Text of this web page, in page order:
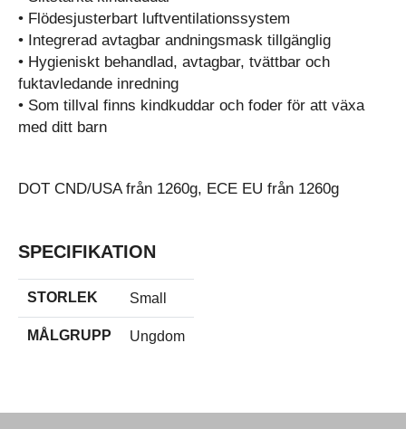
• Flödesjusterbart luftventilationssystem
• Integrerad avtagbar andningsmask tillgänglig
• Hygieniskt behandlad, avtagbar, tvättbar och
fuktavledande inredning
• Som tillval finns kindkuddar och foder för att växa
med ditt barn
DOT CND/USA från 1260g, ECE EU från 1260g
SPECIFIKATION
STORLEK Small
MÅLGRUPP Ungdom